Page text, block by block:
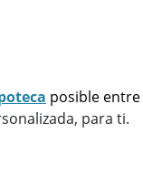
posible entre
para ti.